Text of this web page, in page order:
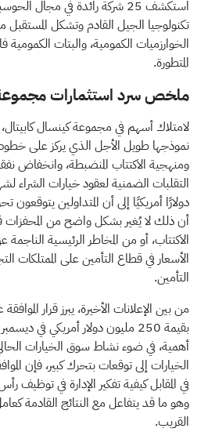
استكشف 25 شركة رائدة في مجال الحوسبة الكمومية
تكنولوجيا الجيل القادم وتشكل
الخوارزميات الكمومية، والبتات الكمومية
المتطورة.
ملخص سرد استثمارات
لامتلاك أسهم في مجموعة كينسال
نموذجها طويل الأجل الذي يركز على خطوط
ومنهجية الاكتتاب المنضبطة، وانخفاض
دولارًا أمريكيًا إلى أن المتداولين يتوقعون
أن ذلك لا يُغير بشكل واضح من المحفزات
الاكتتاب، أو من المخاطر الرئيسية
الأسعار في قطاع التأمين على الممتلكات
التأمين.
من بين الإعلانات الأخيرة، يبرز قرار
أهمية، في ضوء نشاط سوق الخيارات
الخيارات إلى توقعات بتحرك كبير، فإن
في المقابل كيفية تفكير الإدارة في توظيف
وهو ما قد يتفاعل مع النتائج القادمة
القريب.